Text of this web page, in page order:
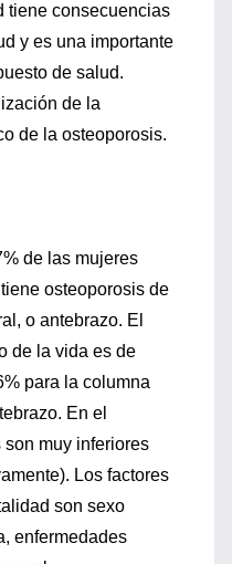
tiene consecuencias
y es una importante
de salud.
de la
de la osteoporosis.
de las mujeres
osteoporosis de
o antebrazo. El
de la vida es de
para la columna
En el
son muy inferiores
Los factores
son sexo
enfermedades